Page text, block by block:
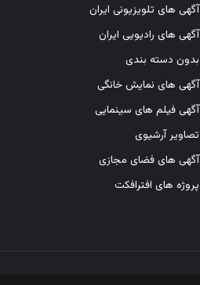
آگهی های تلویزیونی ایران
آگهی های رادیویی ایران
بدون دسته بندی
آگهی های نمایش خانگی
آگهی فیلم های سینمایی
تصاویر آرشیوی
آگهی های فضای مجازی
پروژه های افترافکت